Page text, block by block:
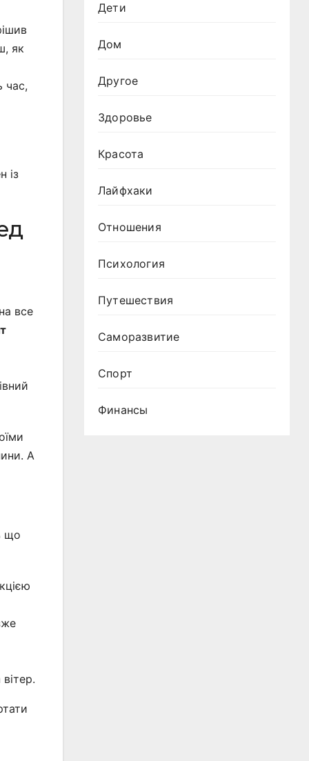
як
час,
із
все
А
що
Дети
Дом
Другое
Здоровье
Красота
Лайфхаки
Отношения
Психология
Путешествия
Саморазвитие
Спорт
Финансы